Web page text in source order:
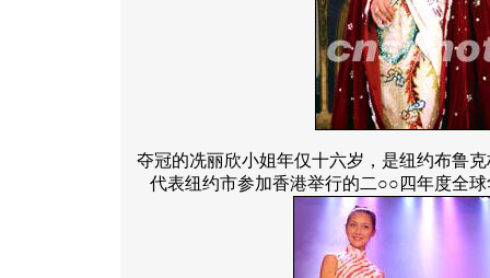
夺冠的冼丽欣小姐年仅十六岁，是纽约布鲁
代表纽约市参加香港举行的二○○四年度全